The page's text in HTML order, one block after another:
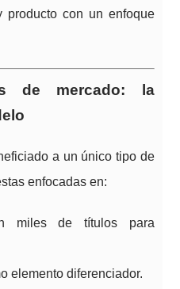
producto con un enfoque
de mercado: la
a un único tipo de
enfocadas en:
miles de títulos para
elemento diferenciador.